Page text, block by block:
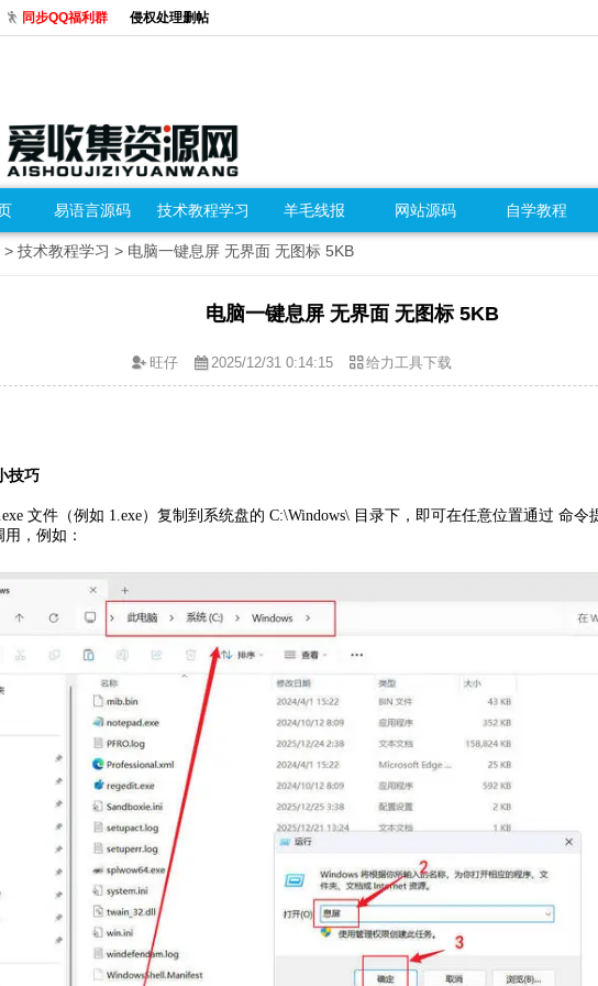
同步QQ福利群 侵权处理删帖
易语言源码 技术教程学习 羊毛线报 网站源码 自学教程
> 技术教程学习 > 电脑一键息屏 无界面 无图标 5KB
电脑一键息屏 无界面 无图标 5KB
旺仔 2025/12/31 0:14:15 给力工具下载
技巧
文件（例如 1.exe）复制到系统盘的 C:\Windows\ 目录下，即可在任意位置通过 命令
，例如：